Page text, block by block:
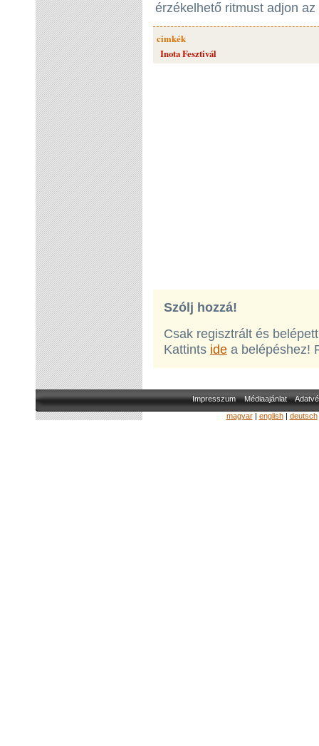
érzékelhető ritmust adjon
cimkék
Inota Fesztivál
Szólj hozzá!
Csak regisztrált és
Kattints ide a belépéshez!
Impresszum Médiaajánlat
magyar| english| deutsch